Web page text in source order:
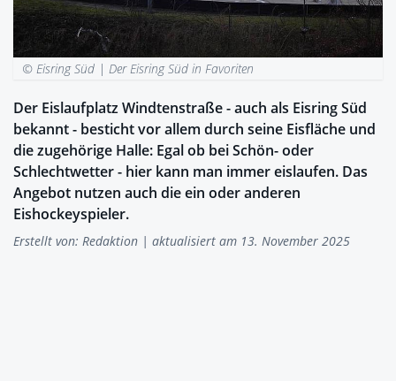
© Eisring Süd |Der Eisring Süd in Favoriten
Der Eislaufplatz Windtenstraße - auch als Eisring Süd
bekannt - besticht vor allem durch seine Eisfläche und
die zugehörige Halle: Egal ob bei Schön- oder
Schlechtwetter - hier kann man immer eislaufen. Das
Angebot nutzen auch die ein oder anderen
Eishockeyspieler.
Erstellt von: Redaktion | aktualisiert am 13. November 2025